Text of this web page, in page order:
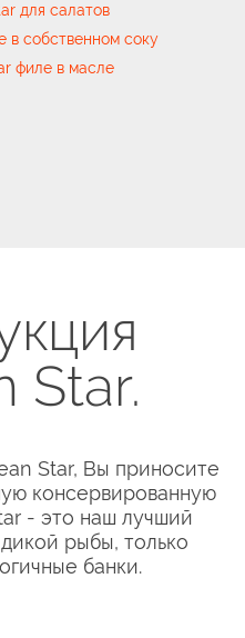
для салатов
в собственном соку
филе в масле
Star.
Star, Вы приносите
консервированную
- это наш лучший
рыбы, только
банки.